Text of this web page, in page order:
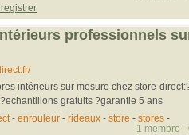
professionnels
intérieurs sur mesure chez store-
gratuits ?garantie 5 ans
- enrouleur- rideaux- store - stores-
1 membre